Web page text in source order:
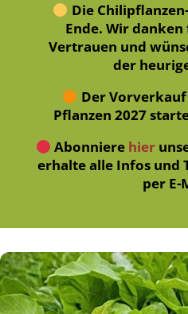
Die
Ende. Wir
Vertrauen und
der
Der
Pflanzen 2027
Abonniere hier
erhalte alle Infos und
per E-